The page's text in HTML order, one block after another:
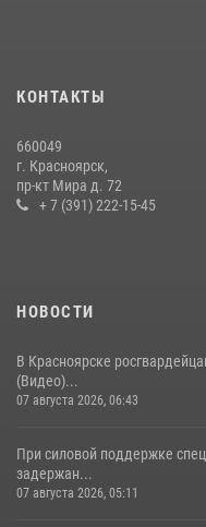
10 июля 2026, 06:21
празднования 70-летия города
21 июля 2026, 01:41
КОНТАКТЫ
660049
г. Красноярск,
пр-кт Мира д. 72
+ 7 (391) 222-15-45
НОВОСТИ
В Красноярске
(Видео)...
07 августа 2026, 06:43
При силовой поддержке
задержан...
07 августа 2026, 05:11